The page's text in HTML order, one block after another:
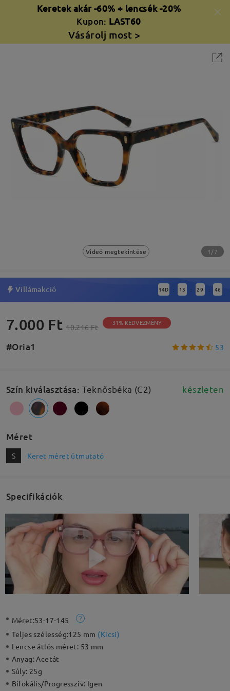
Keretek akár -60% + lencsék -20%
Kupon: LAST60
Vásárolj most >
Videó megtekintése 1/7
Villámakció 14D : 13 : 29 : 45
7.000 Ft 10.216 Ft 31% KEDVEZMÉNY
#Oria1 53
Szín kiválasztása: Teknősbéka (C2) készleten
Méret
S Keret méret útmutató
Specifikációk
Méret:53-17-145
Teljes szélesség:125 mm (Kicsi)
Lencse átlós méret: 53 mm
Anyag:Acetát
Súly: 25g
Bifokális/Progresszív: Igen